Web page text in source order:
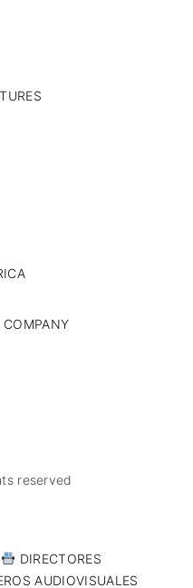
reserved
DIRECTORES
AUDIOVISUALES